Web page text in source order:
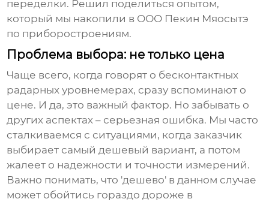
переделки. Решил поделиться опытом,
который мы накопили в ООО Пекин Мяосытэ
по приборостроениям.
Проблема выбора: не только цена
Чаще всего, когда говорят о бесконтактных
радарных уровнемерах, сразу вспоминают о
цене. И да, это важный фактор. Но забывать о
других аспектах – серьезная ошибка. Мы часто
сталкиваемся с ситуациями, когда заказчик
выбирает самый дешевый вариант, а потом
жалеет о надежности и точности измерений.
Важно понимать, что 'дешево' в данном случае
может обойтись гораздо дороже в